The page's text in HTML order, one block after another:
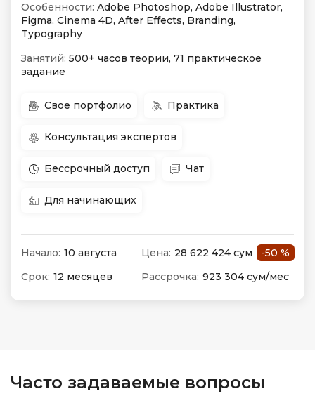
Особенности: Adobe Photoshop, Adobe Illustrator,
Figma, Cinema 4D, After Effects, Branding,
Typography
Занятий: 500+ часов теории, 71 практическое
задание
Свое портфолио Практика
Консультация экспертов
Бессрочный доступ Чат
Для начинающих
Начало: 10 августа Цена: 28 622 424 сум
-50 %
Срок: 12 месяцев Рассрочка: 923 304 сум/мес
Часто задаваемые вопросы